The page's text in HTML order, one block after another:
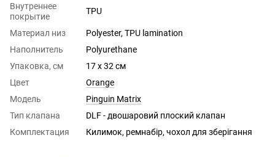
Внутреннее
покрытие
TPU
Материал низ
Polyester, TPU lamination
Наполнитель
Polyurethane
Упаковка, см
17 x 32 см
Цвет
Orange
Модель
Pinguin Matrix
Тип клапана
DLF - двошаровий плоский клапан
Комплектация
Килимок, ремнабір, чохол для зберігання